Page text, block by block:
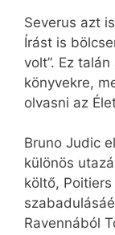
Severus azt
Írást is
volt”. Ez
könyvekre,
olvasni az
Bruno Judic
különös
költő,
Ravennából